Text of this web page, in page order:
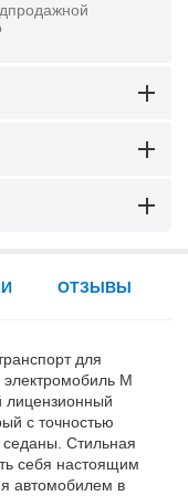
для
электромобиль М
лицензионный
с точностью
Стильная
себя настоящим
автомобилем в
ОТЗЫВЫ